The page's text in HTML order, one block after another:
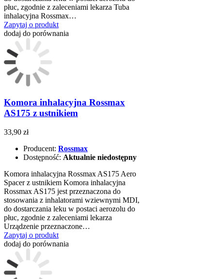
płuc, zgodnie z zaleceniami lekarza Tuba
inhalacyjna Rossmax…
Zapytaj o produkt
dodaj do porównania
Komora inhalacyjna Rossmax
AS175 z ustnikiem
33,90 zł
Producent: Rossmax
Dostępność: Aktualnie niedostępny
Komora inhalacyjna Rossmax AS175 Aero
Spacer z ustnikiem Komora inhalacyjna
Rossmax AS175 jest przeznaczona do
stosowania z inhalatorami wziewnymi MDI,
do dostarczania leku w postaci aerozolu do
płuc, zgodnie z zaleceniami lekarza
Urządzenie przeznaczone…
Zapytaj o produkt
dodaj do porównania